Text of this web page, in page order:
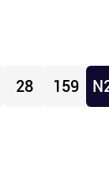
28 159